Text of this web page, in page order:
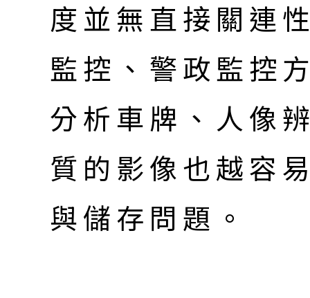
度並無直接關連
監控、警政監控
分析車牌、人像
質的影像也越容
與儲存問題。